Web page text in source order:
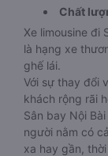
Chất
Xe limousine đi
là hạng xe
ghế lái.
Với sự thay đổi
khách rộng rãi
Sân bay Nội
người nằm có
xa hay gần,